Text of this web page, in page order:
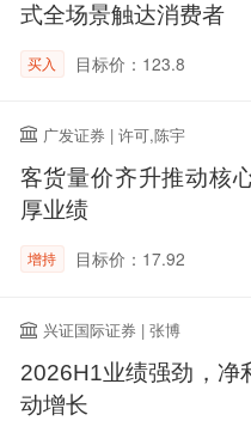
式全场景触达消费者
买入 目标价：123.8
广发证券 | 许可,陈宇
客货量价齐升推动核
厚业绩
增持 目标价：17.92
兴证国际证券 | 张博
2026H1业绩强劲，净
动增长